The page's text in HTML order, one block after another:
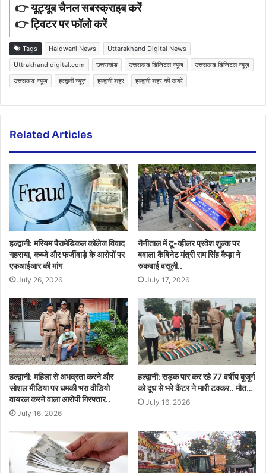
👉यूट्यूब चैनल सबस्क्राइब करें
👉ट्विटर पर फॉलो करें
Tags Haldwani News
Uttarakhand Digital News
Uttrakhand digital.com
उत्तराखंड उत्तराखंड डिजिटल न्यूज
उत्तराखंड डिजिटल न्यूज़
उत्तराखंड न्यूज़
हल्द्वानी न्यूज़ हल्द्वानी शहर हल्द्वानी शहर की खबरें
Related Articles
हल्द्वानी: मरियम पैरामेडिकल कॉलेज विवाद
गहराया, कब्जे और फर्जीवाड़े के आरोपों पर
एफआईआर की मांग
July 26, 2026
नैनीताल में टू-व्हीलर प्रवेश शुल्क पर
बवाल! कैबिनेट मंत्री राम सिंह कैड़ा ने
रुकवाई वसूली..
July 17, 2026
हल्द्वानी: महिला से अभद्रता करने और
सोशल मीडिया पर धमकी भरा वीडियो
वायरल करने वाला आरोपी गिरफ्तार..
July 16, 2026
हल्द्वानी: सड़क पार कर रहे 77 वर्षीय बुजुर्ग
को दूध से भरे कैंटर ने मारी टक्कर.. मौत…
July 16, 2026